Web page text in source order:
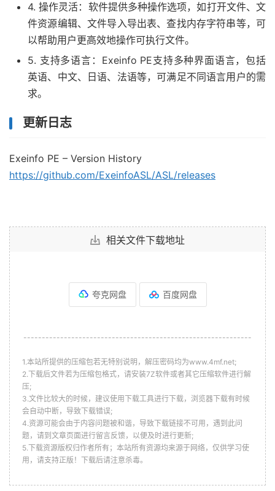
4. 操作灵活：软件提供多种操作选项，如打开文件、文
件资源编辑、文件导入导出表、查找内存字符串等，可
以帮助用户更高效地操作可执行文件。
5. 支持多语言：Exeinfo PE支持多种界面语言，包括
英语、中文、日语、法语等，可满足不同语言用户的需
求。
更新日志
Exeinfo PE – Version History
https://github.com/ExeinfoASL/ASL/releases
相关文件下载地址
夸克网盘 百度网盘
--------------------------------------------------------------
1.本站所提供的压缩包若无特别说明，解压密码均为www.4mf.net;
2.下载后文件若为压缩包格式，请安装7Z软件或者其它压缩软件进行解
压;
3.文件比较大的时候，建议使用下载工具进行下载，浏览器下载有时候
会自动中断，导致下载错误;
4.资源可能会由于内容问题被和谐，导致下载链接不可用，遇到此问
题，请到文章页面进行留言反馈，以便及时进行更新;
5.下载资源版权归作者所有；本站所有资源均来源于网络，仅供学习使
用，请支持正版！下载后请注意杀毒。